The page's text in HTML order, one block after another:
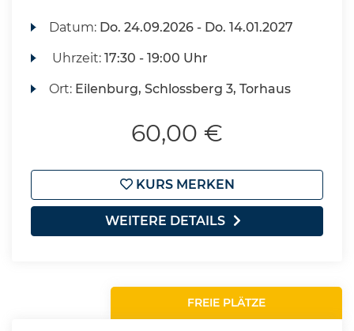
Datum: Do. 24.09.2026 - Do. 14.01.2027
Uhrzeit:17:30 - 19:00 Uhr
Ort: Eilenburg, Schlossberg 3, Torhaus
60,00 €
KURS MERKEN
WEITERE DETAILS
FREIE PLÄTZE